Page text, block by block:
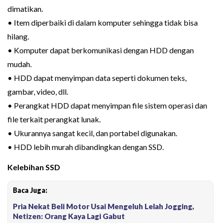
dimatikan.
• Item diperbaiki di dalam komputer sehingga tidak bisa
hilang.
• Komputer dapat berkomunikasi dengan HDD dengan
mudah.
• HDD dapat menyimpan data seperti dokumen teks,
gambar, video, dll.
• Perangkat HDD dapat menyimpan file sistem operasi dan
file terkait perangkat lunak.
• Ukurannya sangat kecil, dan portabel digunakan.
• HDD lebih murah dibandingkan dengan SSD.
Kelebihan SSD
Baca Juga:
Pria Nekat Beli Motor Usai Mengeluh Lelah Jogging,
Netizen: Orang Kaya Lagi Gabut